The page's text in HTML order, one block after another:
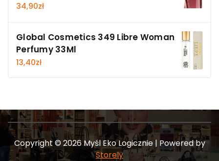
34,90zł
Global Cosmetics 349 Libre Woman
Perfumy 33Ml
13,40zł
Copyright © 2026 Myśl Eko Logicznie | Powered by
Storely